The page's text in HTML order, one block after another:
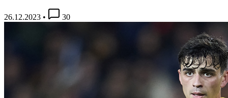
26.12.2023 • 30